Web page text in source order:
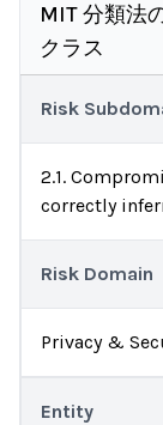
MIT 分類法
クラス
Risk
2.1.
correctly
Risk Domain
Privacy &
Entity